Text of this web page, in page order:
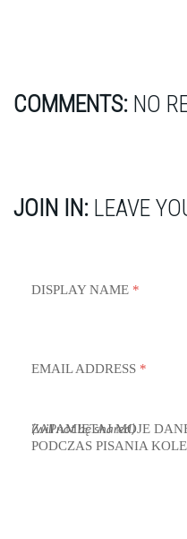
COMMENTS: NO
JOIN IN: LEAVE
DISPLAY NAME *
EMAIL ADDRESS *
(will not be shared)
ZAPAMIĘTAJ MOJE
PODCZAS PISANIA